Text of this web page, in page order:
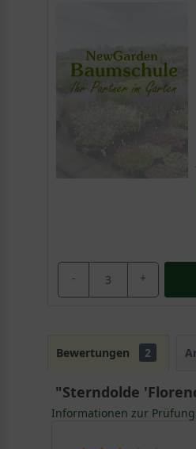
- +
Bewertungen 2
"Sterndolde
Informationen zur